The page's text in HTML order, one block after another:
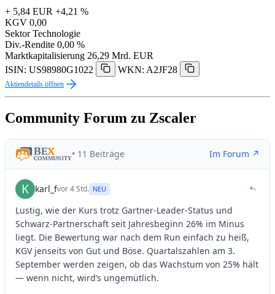
+ 5,84 EUR +4,21 %
KGV 0,00
Sektor Technologie
Div.-Rendite 0,00 %
Marktkapitalisierung 26,29 Mrd. EUR
ISIN: US98980G1022
WKN: A2JF28
Aktiendetails öffnen
Community Forum zu Zscaler